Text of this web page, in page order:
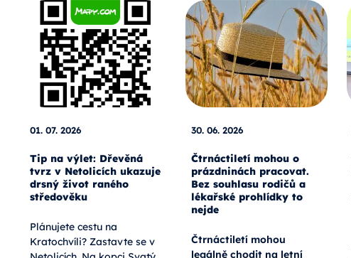
01. 07. 2026
Tip na výlet: Dřevěná
tvrz v Netolicích ukazuje
drsný život raného
středověku
Plánujete cestu na
Kratochvíli? Zastavte se v
30. 06. 2026
Čtrnáctiletí mohou o
prázdninách pracovat.
Bez souhlasu rodičů a
lékařské prohlídky to
nejde
Čtrnáctiletí mohou
legálně chodit na letní